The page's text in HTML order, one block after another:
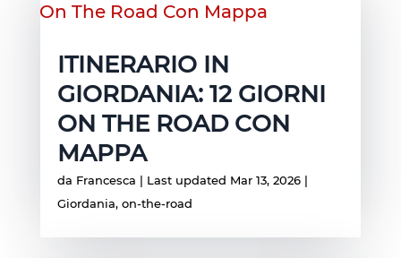
ITINERARIO IN
GIORDANIA: 12 GIORNI
ON THE ROAD CON
MAPPA
da Francesca | Last updated Mar 13, 2026|
Giordania, on-the-road